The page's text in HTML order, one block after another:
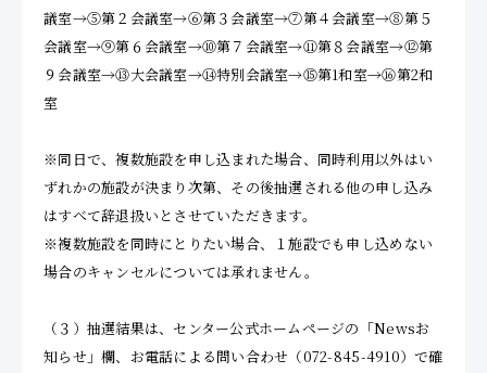
議室→⑤第２会議室→⑥第３会議室→⑦第４会議室→⑧第５
会議室→⑨第６会議室→⑩第７会議室→⑪第８会議室→⑫第
９会議室→⑬大会議室→⑭特別会議室→⑮第1和室→⑯第2和
室
※同日で、複数施設を申し込まれた場合、同時利用以外はい
ずれかの施設が決まり次第、その後抽選される他の申し込み
はすべて辞退扱いとさせていただきます。
※複数施設を同時にとりたい場合、１施設でも申し込めない
場合のキャンセルについては承れません。
（３）抽選結果は、センター公式ホームページの「Newsお
知らせ」欄、お電話による問い合わせ（072-845-4910）で確